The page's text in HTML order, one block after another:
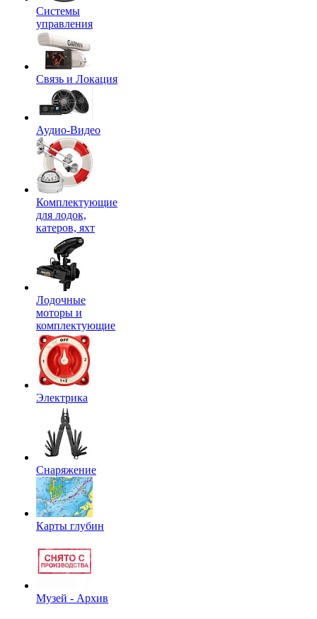
Системы
управления
Связь и Локация
Аудио-Видео
Комплектующие
для лодок,
катеров, яхт
Лодочные
моторы и
комплектующие
Электрика
Снаряжение
Карты глубин
Музей - Архив